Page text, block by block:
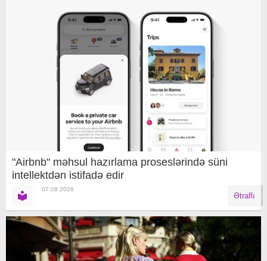
"Airbnb" məhsul hazırlama proseslərində süni
intellektdən istifadə edir
07.08.2026
Ətraflı